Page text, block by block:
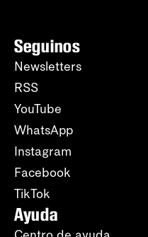
Seguinos
Newsletters
RSS
YouTube
WhatsApp
Instagram
Facebook
TikTok
Ayuda